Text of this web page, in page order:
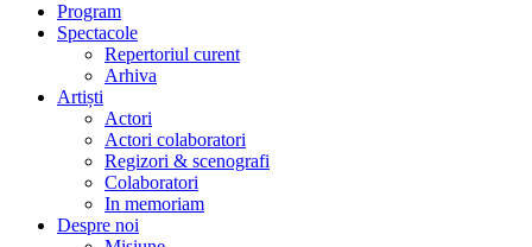
Program
Spectacole
Repertoriul curent
Arhiva
Artiști
Actori
Actori colaboratori
Regizori & scenografi
Colaboratori
In memoriam
Despre noi